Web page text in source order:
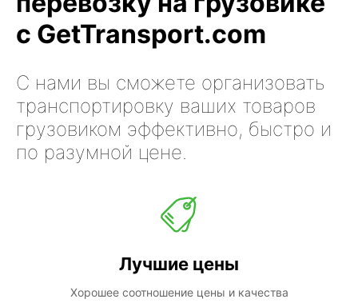
с GetTransport.com
С нами вы сможете организовать
транспортировку ваших товаров
грузовиком эффективно, быстро и
по разумной цене.
Лучшие цены
Хорошее соотношение цены и качества